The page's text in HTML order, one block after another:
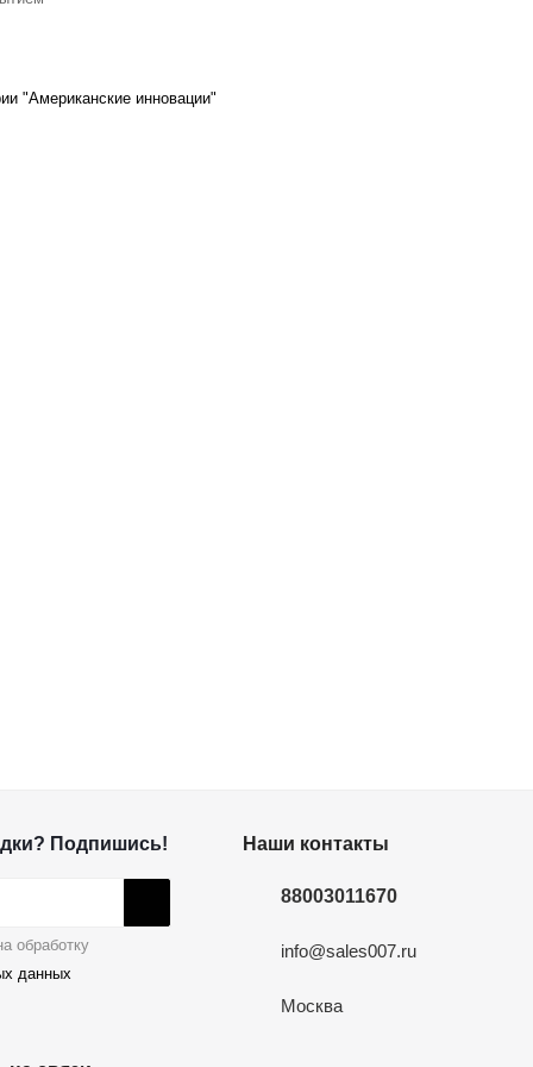
"Американские инновации"
Подпишись!
обработку
данных
Наши контакты
88003011670
info@sales007.ru
Москва